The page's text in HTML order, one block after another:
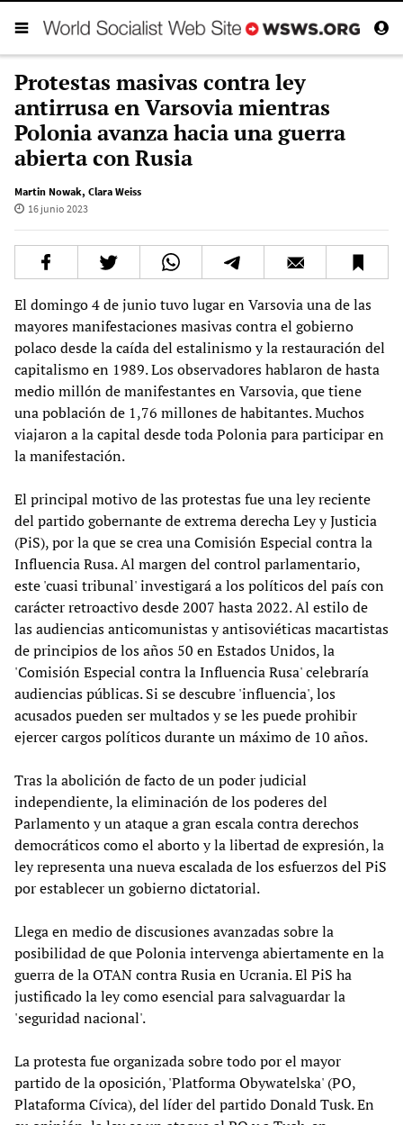
Protestas masivas contra ley
antirrusa en Varsovia mientras
Polonia avanza hacia una guerra
abierta con Rusia
Martin Nowak, Clara Weiss
16 junio 2023
El domingo 4 de junio tuvo lugar en Varsovia una de las
mayores manifestaciones masivas contra el gobierno
polaco desde la caída del estalinismo y la restauración del
capitalismo en 1989. Los observadores hablaron de hasta
medio millón de manifestantes en Varsovia, que tiene
una población de 1,76 millones de habitantes. Muchos
viajaron a la capital desde toda Polonia para participar en
la manifestación.
El principal motivo de las protestas fue una ley reciente
del partido gobernante de extrema derecha Ley y Justicia
(PiS), por la que se crea una Comisión Especial contra la
Influencia Rusa. Al margen del control parlamentario,
este 'cuasi tribunal' investigará a los políticos del país con
carácter retroactivo desde 2007 hasta 2022. Al estilo de
las audiencias anticomunistas y antisoviéticas macartistas
de principios de los años 50 en Estados Unidos, la
'Comisión Especial contra la Influencia Rusa' celebraría
audiencias públicas. Si se descubre 'influencia', los
acusados pueden ser multados y se les puede prohibir
ejercer cargos políticos durante un máximo de 10 años.
Tras la abolición de facto de un poder judicial
independiente, la eliminación de los poderes del
Parlamento y un ataque a gran escala contra derechos
democráticos como el aborto y la libertad de expresión, la
ley representa una nueva escalada de los esfuerzos del PiS
por establecer un gobierno dictatorial.
Llega en medio de discusiones avanzadas sobre la
posibilidad de que Polonia intervenga abiertamente en la
guerra de la OTAN contra Rusia en Ucrania. El PiS ha
justificado la ley como esencial para salvaguardar la
'seguridad nacional'.
La protesta fue organizada sobre todo por el mayor
partido de la oposición, 'Platforma Obywatelska' (PO,
Plataforma Cívica), del líder del partido Donald Tusk. En